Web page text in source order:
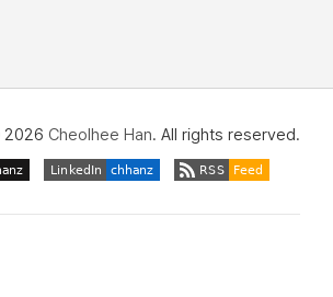
2026 Cheolhee Han. All rights reserved.